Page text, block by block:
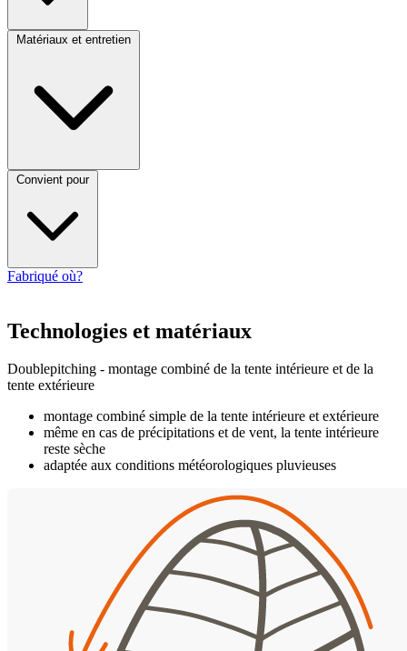
Matériaux et entretien
Convient pour
Fabriqué où?
Technologies et matériaux
Doublepitching - montage combiné de la tente intérieure et de la
tente extérieure
montage combiné simple de la tente intérieure et extérieure
même en cas de précipitations et de vent, la tente intérieure
reste sèche
adaptée aux conditions météorologiques pluvieuses